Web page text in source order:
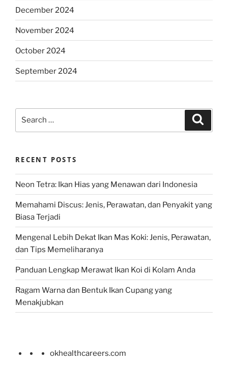
December 2024
November 2024
October 2024
September 2024
RECENT POSTS
Neon Tetra: Ikan Hias yang Menawan dari Indonesia
Memahami Discus: Jenis, Perawatan, dan Penyakit yang
Biasa Terjadi
Mengenal Lebih Dekat Ikan Mas Koki: Jenis, Perawatan,
dan Tips Memeliharanya
Panduan Lengkap Merawat Ikan Koi di Kolam Anda
Ragam Warna dan Bentuk Ikan Cupang yang
Menakjubkan
okhealthcareers.com